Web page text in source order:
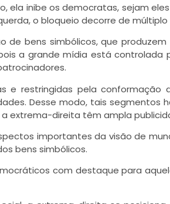
ela inibe os democratas, sejam
o bloqueio decorre de
de bens simbólicos, que
a grande mídia está controlada
e restringidas pela conformação
Desse modo, tais segmentos
extrema-direita têm ampla
importantes da visão de
bens simbólicos.
com destaque para